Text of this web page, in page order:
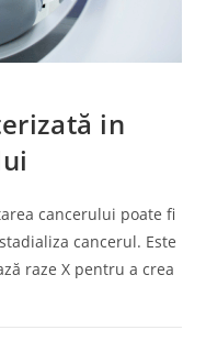
in
cancerului poate fi
cancerul. Este
raze X pentru a crea